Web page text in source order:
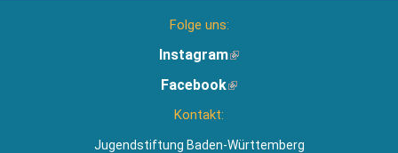
Folge uns:
Instagram(Link
extern)
Facebook(Link
Kontakt:
Jugendstiftung Baden-Württemberg